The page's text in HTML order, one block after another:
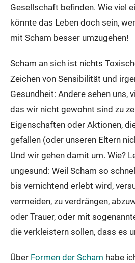
Gesellschaft befinden. Wie viel
könnte das Leben doch sein,
mit Scham besser umzugehen!
Scham an sich ist nichts
Zeichen von Sensibilität und
Gesundheit: Andere sehen uns,
das wir nicht gewohnt sind zu
Eigenschaften oder Aktionen,
gefallen (oder unseren Eltern
Und wir gehen damit um. Wie?
ungesund: Weil Scham so
bis vernichtend erlebt wird,
vermeiden, zu verdrängen,
oder Trauer, oder mit
die verkleistern sollen, dass es
Über Formen der Scham habe